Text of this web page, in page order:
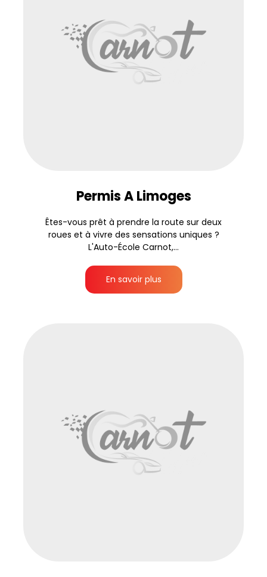
Permis A Limoges
Êtes-vous prêt à prendre la route sur deux
roues et à vivre des sensations uniques ?
L'Auto-École Carnot,...
En savoir plus